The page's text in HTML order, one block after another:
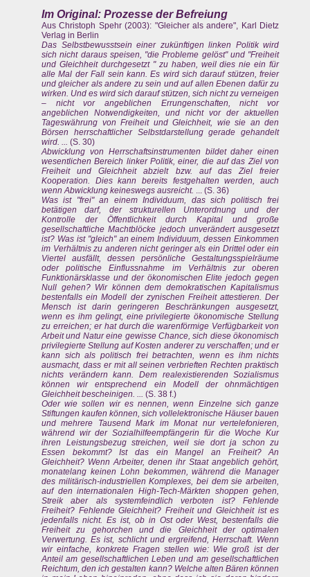
Im Original: Prozesse der Befreiung
Aus Christoph Spehr (2003): "Gleicher als andere", Karl Dietz
Verlag in Berlin
Das Selbstbewusstsein einer zukünftigen linken Politik wird
sich nicht daraus speisen, "die Probleme gelöst" und "Freiheit
und Gleichheit durchgesetzt " zu haben, weil dies nie ein für
alle Mal der Fall sein kann. Es wird sich darauf stützen, freier
und gleicher als andere zu sein und auf allen Ebenen dafür zu
wirken. Und es wird sich darauf stützen, sich nicht zu verneigen
– nicht vor angeblichen Errungenschaften, nicht vor
angeblichen Notwendigkeiten, und nicht vor der aktuellen
Tageswährung von Freiheit und Gleichheit, wie sie an den
Börsen herrschaftlicher Selbstdarstellung gerade gehandelt
wird. ... (S. 30)
Abwicklung von Herrschaftsinstrumenten bildet daher einen
wesentlichen Bereich linker Politik, einer, die auf das Ziel von
Freiheit und Gleichheit abzielt bzw. auf das Ziel freier
Kooperation. Dies kann bereits festgehalten werden, auch
wenn Abwicklung keineswegs ausreicht. ... (S. 36)
Was ist "frei" an einem Individuum, das sich politisch frei
betätigen darf, der strukturellen Unterordnung und der
Kontrolle der Öffentlichkeit durch Kapital und große
gesellschaftliche Machtblöcke jedoch unverändert ausgesetzt
ist? Was ist "gleich" an einem Individuum, dessen Einkommen
im Verhältnis zu anderen nicht geringer als ein Drittel oder ein
Viertel ausfällt, dessen persönliche Gestaltungsspielräume
oder politische Einflussnahme im Verhältnis zur oberen
Funktionärsklasse und der ökonomischen Elite jedoch gegen
Null gehen? Wir können dem demokratischen Kapitalismus
bestenfalls ein Modell der zynischen Freiheit attestieren. Der
Mensch ist darin geringeren Beschränkungen ausgesetzt,
wenn es ihm gelingt, eine privilegierte ökonomische Stellung
zu erreichen; er hat durch die warenförmige Verfügbarkeit von
Arbeit und Natur eine gewisse Chance, sich diese ökonomisch
privilegierte Stellung auf Kosten anderer zu verschaffen; und er
kann sich als politisch frei betrachten, wenn es ihm nichts
ausmacht, dass er mit all seinen verbrieften Rechten praktisch
nichts verändern kann. Dem realexistierenden Sozialismus
können wir entsprechend ein Modell der ohnmächtigen
Gleichheit bescheinigen. ... (S. 38 f.)
Oder wie sollen wir es nennen, wenn Einzelne sich ganze
Stiftungen kaufen können, sich vollelektronische Häuser bauen
und mehrere Tausend Mark im Monat nur vertelefonieren,
während wir der Sozialhilfeempfängerin für die Woche Kur
ihren Leistungsbezug streichen, weil sie dort ja schon zu
Essen bekommt? Ist das ein Mangel an Freiheit? An
Gleichheit? Wenn Arbeiter, denen ihr Staat angeblich gehört,
monatelang keinen Lohn bekommen, während die Manager
des militärisch-industriellen Komplexes, bei dem sie arbeiten,
auf den internationalen High-Tech-Märkten shoppen gehen,
Streik aber als systemfeindlich verboten ist? Fehlende
Freiheit? Fehlende Gleichheit? Freiheit und Gleichheit ist es
jedenfalls nicht. Es ist, ob in Ost oder West, bestenfalls die
Freiheit zu gehorchen und die Gleichheit der optimalen
Verwertung. Es ist, schlicht und ergreifend, Herrschaft. Wenn
wir einfache, konkrete Fragen stellen wie: Wie groß ist der
Anteil am gesellschaftlichen Leben und am gesellschaftlichen
Reichtum, den ich gestalten kann? Welche alten Bären können